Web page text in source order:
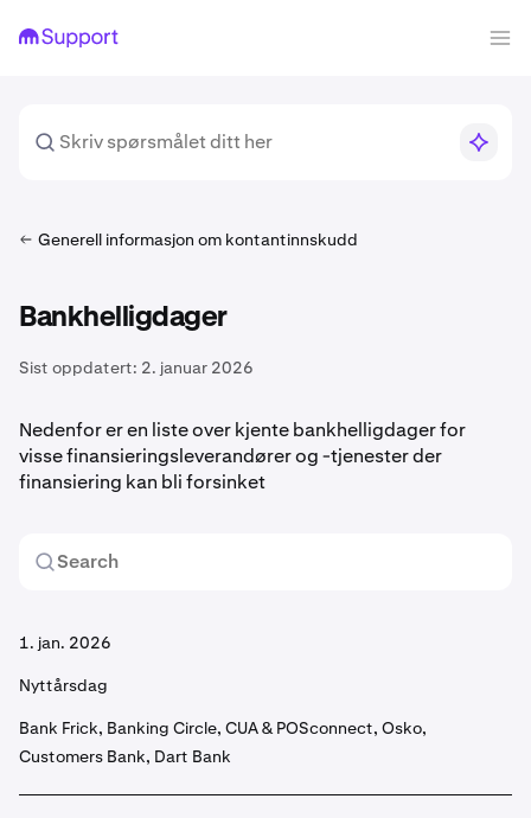
Generell informasjon om kontantinnskudd
Bankhelligdager
Sist oppdatert: 2. januar 2026
Nedenfor er en liste over kjente bankhelligdager for
visse finansieringsleverandører og -tjenester der
finansiering kan bli forsinket
1. jan. 2026
Nyttårsdag
Bank Frick, Banking Circle, CUA & POSconnect, Osko,
Customers Bank, Dart Bank